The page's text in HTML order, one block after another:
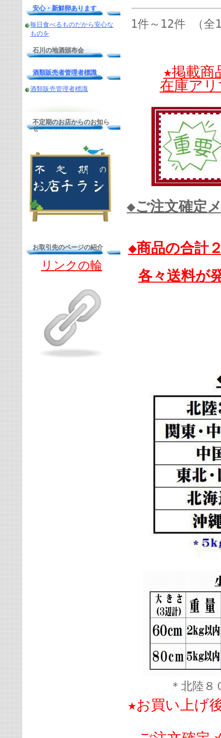
安心・新鮮卵あります
毎日食べるものだから安心な
ものを
石川の地酒頒布会
酒類販売者管理者標識
酒類販売管理者標識
不定期のお店からのお知ら
せ
お取引先のページの紹介
リンクの輪
1件～12件 （全
★掲載商
在庫ア
◆ご注文確定
◆商品の合計
各々送料が
＊北陸
★お買い上げ